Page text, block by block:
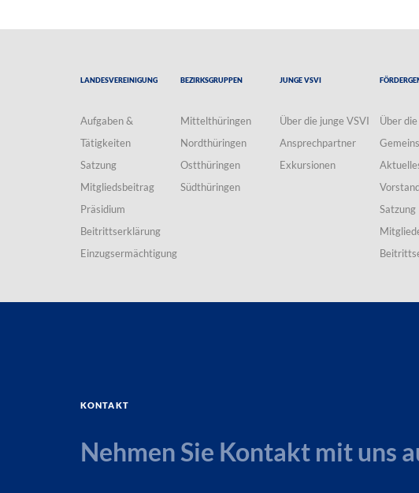
Landesvereinigung
Aufgaben &
Tätigkeiten
Satzung
Mitgliedsbeitrag
Präsidium
Beitrittserklärung
Einzugsermächtigung
Bezirksgruppen
Mittelthüringen
Nordthüringen
Ostthüringen
Südthüringen
Junge VSVI
Über die junge VSVI
Ansprechpartner
Exkursionen
Über die
Satzung
Kontakt
Nehmen Sie Kontakt mit uns